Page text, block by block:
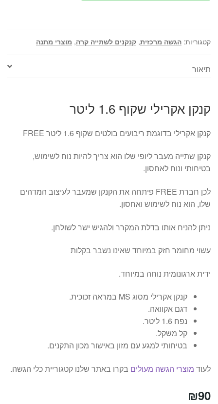
שקוף
FREE
קטגוריות: הגשה מרכזית, קנקנים לשתייה קרה, מוצרי מתנה
תיאור
קנקן אקרילי שקוף 1.6 ליטר
קנקן אקרילי בדוגמת ריבועים בולטים שקוף 1.6 ליטר FREE
קנקן שתייה מעבר ליופי שלו הוא צריך להיות נוח לשימוש,
בטיחותי ונוח לאחסון.
לכן חברת FREE פיתחה את הקנקן שמעבר לעיצוב המדהים
שלו, הוא נוח לשימוש ואחסון.
ניתן להניח אותו בדלת המקרר ולהגיש ישר לשולחן.
עשוי מחומר חזק במיוחד שאינו נשבר בקלות
ידית ארגונומית נוחה במיוחד.
קנקן אקרילי מסוג MS במראה זכוכית.
דגם אקוואה.
נפח 1.6 ליטר.
קל משקל.
בטיחותי למגע עם מזון באישור מכון התקנים.
לעוד מוצרי הגשה מעולים בקרו באתר שלנו קטגוריית כלי הגשה.
₪90